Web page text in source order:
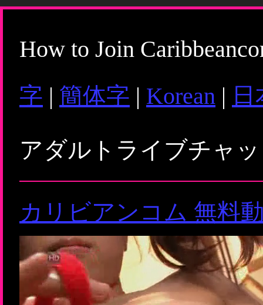
How to Join
字 | 簡体字 | Korean |
アダルトライブチャ
カリビアンコム 無料